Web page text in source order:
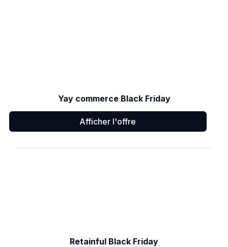
Yay commerce Black Friday
Afficher l'offre
Retainful Black Friday